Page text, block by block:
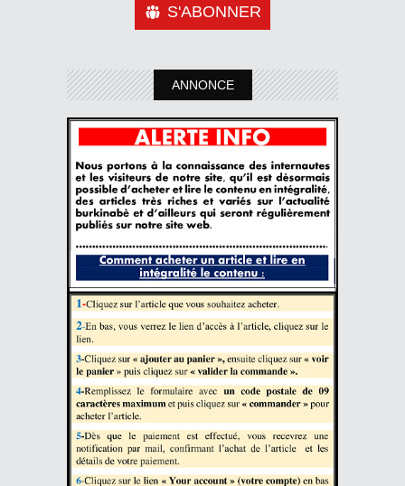
S'ABONNER
ANNONCE